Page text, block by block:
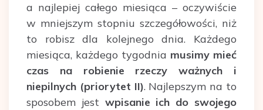
a najlepiej całego miesiąca – oczywiście
w mniejszym stopniu szczegółowości, niż
to robisz dla kolejnego dnia. Każdego
miesiąca, każdego tygodnia musimy mieć
czas na robienie rzeczy ważnych i
niepilnych (priorytet II). Najlepszym na to
sposobem jest wpisanie ich do swojego